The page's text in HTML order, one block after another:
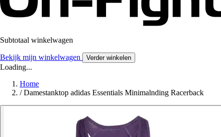
Subtotaal winkelwagen
Bekijk mijn winkelwagen Verder winkelen
Loading...
Home
/ Damestanktop adidas Essentials Minimalnding Racerback